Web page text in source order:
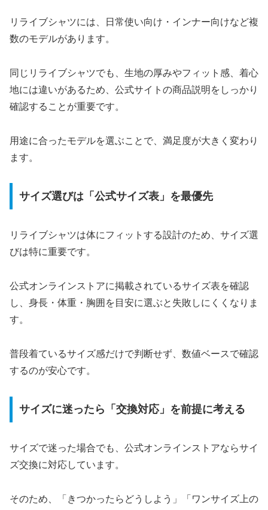
リライブシャツには、日常使い向け・インナー向けなど複
数のモデルがあります。
同じリライブシャツでも、生地の厚みやフィット感、着心
地には違いがあるため、公式サイトの商品説明をしっかり
確認することが重要です。
用途に合ったモデルを選ぶことで、満足度が大きく変わり
ます。
サイズ選びは「公式サイズ表」を最優先
リライブシャツは体にフィットする設計のため、サイズ選
びは特に重要です。
公式オンラインストアに掲載されているサイズ表を確認
し、身長・体重・胸囲を目安に選ぶと失敗しにくくなりま
す。
普段着ているサイズ感だけで判断せず、数値ベースで確認
するのが安心です。
サイズに迷ったら「交換対応」を前提に考える
サイズで迷った場合でも、公式オンラインストアならサイ
ズ交換に対応しています。
そのため、「きつかったらどうしよう」「ワンサイズ上の